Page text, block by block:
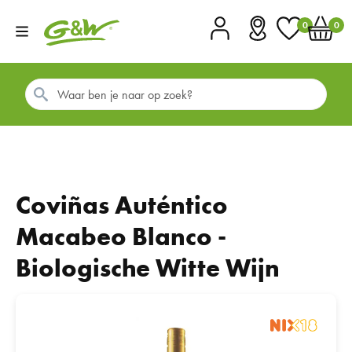
0 0
Coviñas Auténtico
Macabeo Blanco -
Biologische Witte Wijn